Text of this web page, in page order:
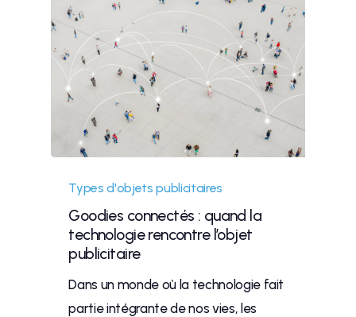
Types d'objets publicitaires
Goodies connectés : quand la
technologie rencontre l’objet
publicitaire
Dans un monde où la technologie fait
partie intégrante de nos vies, les